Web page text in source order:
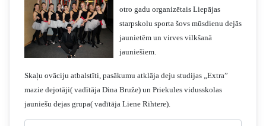
otro gadu organizētais Liepājas
starpskolu sporta šovs mūsdienu dejās
jaunietēm un virves vilkšanā
jauniešiem.
Skaļu ovāciju atbalstīti, pasākumu atklāja deju studijas „Extra”
mazie dejotāji( vadītāja Dina Bruže) un Priekules vidusskolas
jauniešu dejas grupa( vadītāja Liene Rihtere).